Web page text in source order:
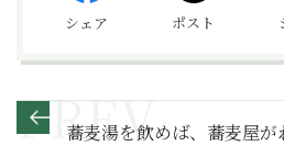
シェア ポスト
蕎麦湯を飲めば、蕎麦屋が